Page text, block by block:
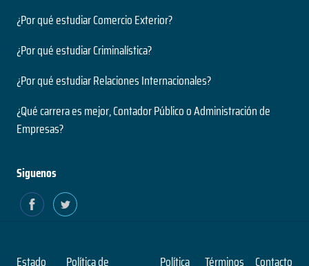
¿Por qué estudiar Comercio Exterior?
¿Por qué estudiar Criminalística?
¿Por qué estudiar Relaciones Internacionales?
¿Qué carrera es mejor, Contador Público o Administración de
Empresas?
Siguenos
Estado Política de Política Términos Contacto